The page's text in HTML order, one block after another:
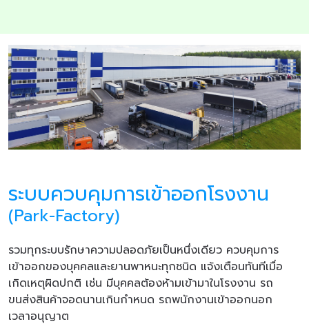
ระบบควบคุมการเข้าออกโรงงาน
(Park-Factory)
รวมทุกระบบรักษาความปลอดภัยเป็นหนึ่งเดียว ควบคุมการ
เข้าออกของบุคคลและยานพาหนะทุกชนิด แจ้งเตือนทันทีเมื่อ
เกิดเหตุผิดปกติ เช่น มีบุคคลต้องห้ามเข้ามาในโรงงาน รถ
ขนส่งสินค้าจอดนานเกินกำหนด รถพนักงานเข้าออกนอก
เวลาอนุญาต